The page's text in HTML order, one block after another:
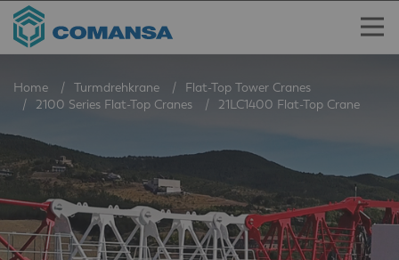
Home Turmdrehkrane
Flat-Top Tower Cranes
2100 Series Flat-Top Cranes
21LC1400 Flat-Top Crane